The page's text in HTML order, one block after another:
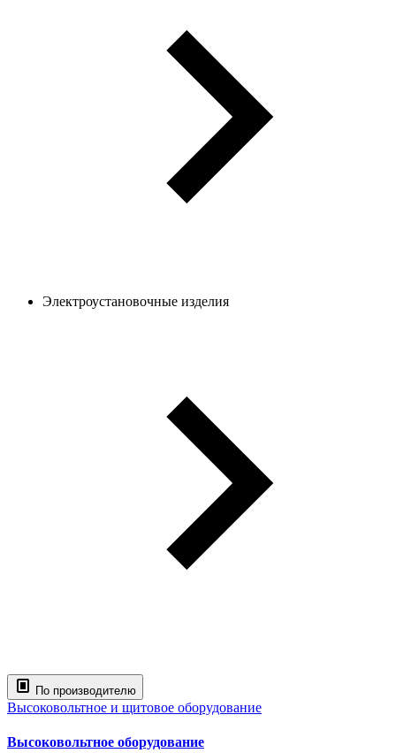
Электроустановочные изделия
По производителю
Высоковольтное и щитовое оборудование
Высоковольтное оборудование